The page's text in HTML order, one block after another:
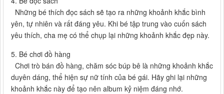
Những bé thích đọc sách sẽ tạo ra những khoảnh khắc bình
yên, tự nhiên và rất đáng yêu. Khi bé tập trung vào cuốn sách
yêu thích, cha mẹ có thể chụp lại những khoảnh khắc đẹp này.
5. Bé chơi đồ hàng
Chơi trò bán đồ hàng, chăm sóc búp bê là những khoảnh khắc
duyên dáng, thể hiện sự nữ tính của bé gái. Hãy ghi lại những
khoảnh khắc này để tạo nên album kỷ niệm đáng nhớ.